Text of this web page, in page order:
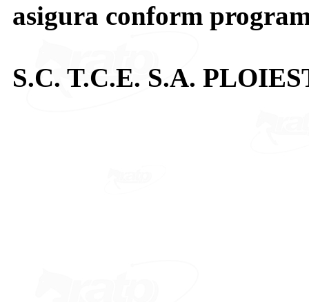
asigura conform
S.C. T.C.E. S.A.